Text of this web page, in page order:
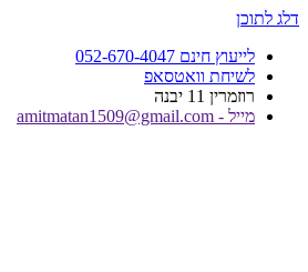
דלג לתוכן
לייעוץ חינם 052-670-4047
לשיחת וואטסאפ
רוזמרין 11 יבנה
מייל - amitmatan1509@gmail.com